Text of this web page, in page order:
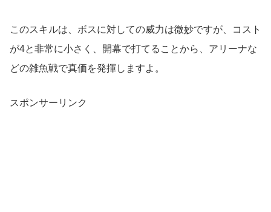
このスキルは、ボスに対しての威力は微妙ですが、コスト
が4と非常に小さく、開幕で打てることから、アリーナな
どの雑魚戦で真価を発揮しますよ。
スポンサーリンク